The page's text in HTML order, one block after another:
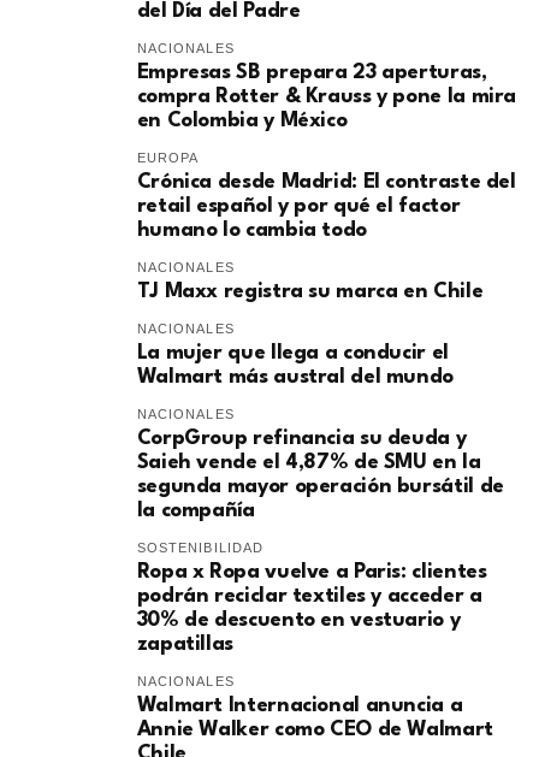
del Día del Padre
NACIONALES
Empresas SB prepara 23 aperturas,
compra Rotter & Krauss y pone la mira
en Colombia y México
EUROPA
​Crónica desde Madrid: El contraste del
retail español y por qué el factor
humano lo cambia todo
NACIONALES
TJ Maxx registra su marca en Chile
NACIONALES
La mujer que llega a conducir el
Walmart más austral del mundo
NACIONALES
CorpGroup refinancia su deuda y
Saieh vende el 4,87% de SMU en la
segunda mayor operación bursátil de
la compañía
SOSTENIBILIDAD
Ropa x Ropa vuelve a Paris: clientes
podrán reciclar textiles y acceder a
30% de descuento en vestuario y
zapatillas
NACIONALES
Walmart Internacional anuncia a
Annie Walker como CEO de Walmart